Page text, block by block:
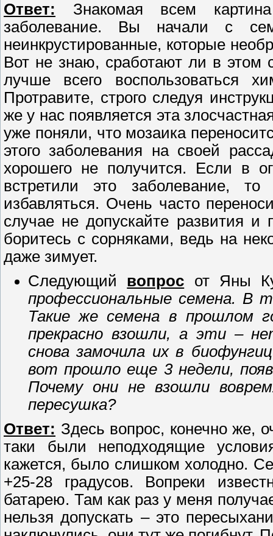
Ответ: Знакомая всем
заболевание. Вы начали с
неинкрустированные, которые
Вот не знаю, сработают ли в этом
лучше всего воспользоваться
Протравите, строго следуя
же у нас появляется эта
уже поняли, что мозаика
этого заболевания на своей
хорошего не получится. Если в
встретили это заболевание,
избавляться. Очень часто
случае не допускайте развития и
боритесь с сорняками, ведь на
даже зимует.
Следующий вопрос от Яны
профессиональные семена. В
Такие же семена в прошлом
прекрасно взошли, а эти –
снова замочила их в
вот прошло еще 3 недели,
Почему они не взошли
пересушка?
Ответ: Здесь вопрос, конечно же,
таки были неподходящие
кажется, было слишком холодно.
+25-28 градусов. Вопреки
батарею. Там как раз у меня
нельзя допускать – это